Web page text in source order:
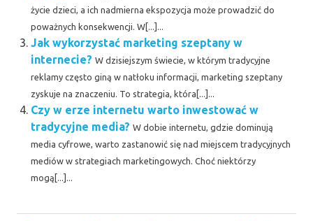
życie dzieci, a ich nadmierna ekspozycja może prowadzić do
poważnych konsekwencji. W[...]...
Jak wykorzystać marketing szeptany w
internecie? W dzisiejszym świecie, w którym tradycyjne
reklamy często giną w natłoku informacji, marketing szeptany
zyskuje na znaczeniu. To strategia, która[...]...
Czy w erze internetu warto inwestować w
tradycyjne media? W dobie internetu, gdzie dominują
media cyfrowe, warto zastanowić się nad miejscem tradycyjnych
mediów w strategiach marketingowych. Choć niektórzy
mogą[...]...